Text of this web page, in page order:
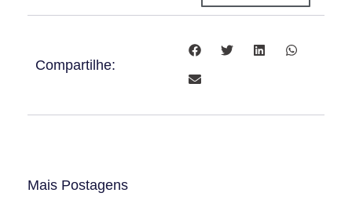
Compartilhe:
Mais Postagens